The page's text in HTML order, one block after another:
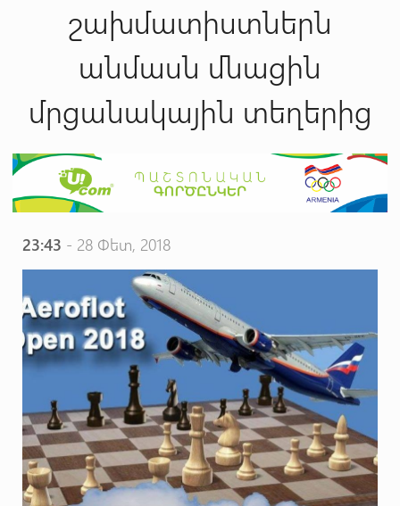
շախմատիստներն
անմասն մնացին
մրցանակային տեղերից
23:43 - 28 Փետ, 2018